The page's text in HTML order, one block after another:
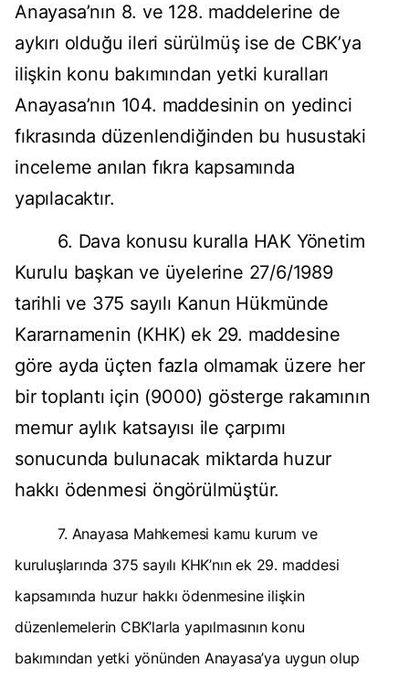
Anayasa’nın 8. ve 128. maddelerine de
aykırı olduğu ileri sürülmüş ise de CBK’ya
ilişkin konu bakımından yetki kuralları
Anayasa’nın 104. maddesinin on yedinci
fıkrasında düzenlendiğinden bu husustaki
inceleme anılan fıkra kapsamında
yapılacaktır.
6. Dava konusu kuralla HAK Yönetim
Kurulu başkan ve üyelerine 27/6/1989
tarihli ve 375 sayılı Kanun Hükmünde
Kararnamenin (KHK) ek 29. maddesine
göre ayda üçten fazla olmamak üzere her
bir toplantı için (9000) gösterge rakamının
memur aylık katsayısı ile çarpımı
sonucunda bulunacak miktarda huzur
hakkı ödenmesi öngörülmüştür.
7. Anayasa Mahkemesi kamu kurum ve
kuruluşlarında 375 sayılı KHK’nın ek 29. maddesi
kapsamında huzur hakkı ödenmesine ilişkin
düzenlemelerin CBK’larla yapılmasının konu
bakımından yetki yönünden Anayasa’ya uygun olup